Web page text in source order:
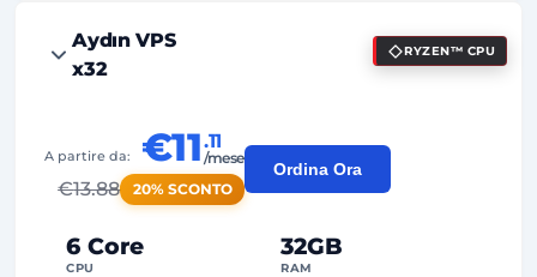
99%
2Punti di Backup
24/7Supporto Esperto
Dedicato
Aydın VPS
x32
RYZEN™ CPU
6 Core
CPU
32GB
RAM
A partire da: €11.11
/mese
€13.88 20% SCONTO
Ordina Ora